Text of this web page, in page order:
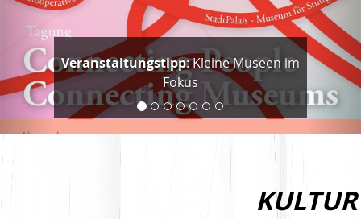
Nachgehört:"People. Change.
Museums."
KULTUR